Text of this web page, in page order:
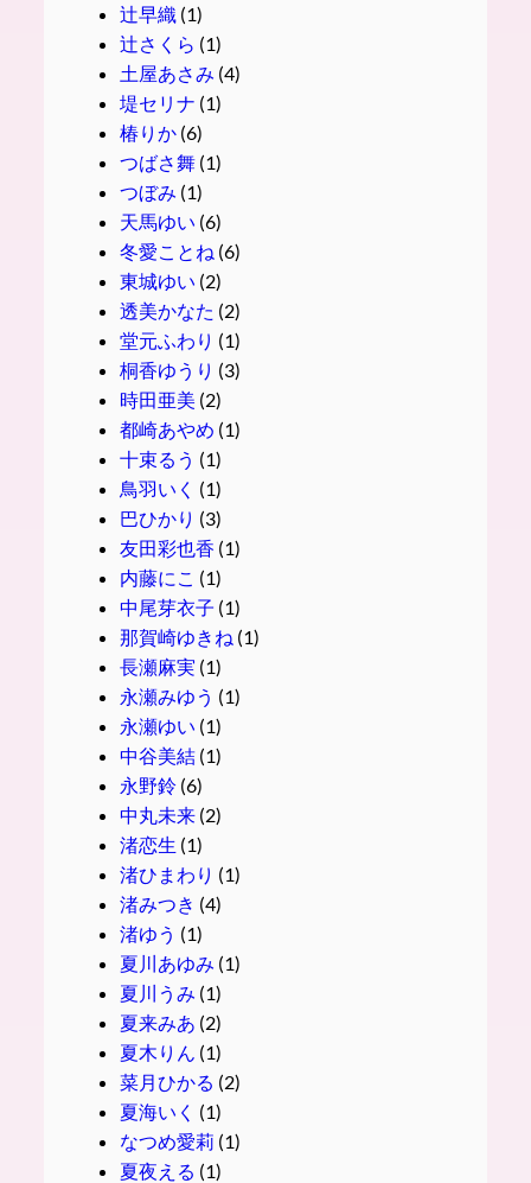
辻早織 (1)
辻さくら (1)
土屋あさみ (4)
堤セリナ (1)
椿りか(6)
つばさ舞(1)
つぼみ (1)
天馬ゆい (6)
冬愛ことね (6)
東城ゆい (2)
透美かなた (2)
堂元ふわり (1)
桐香ゆうり (3)
時田亜美 (2)
都崎あやめ (1)
十束るう (1)
鳥羽いく (1)
巴ひかり (3)
友田彩也香 (1)
内藤にこ (1)
中尾芽衣子 (1)
那賀崎ゆきね (1)
長瀬麻実 (1)
永瀬みゆう (1)
永瀬ゆい (1)
中谷美結(1)
永野鈴(6)
中丸未来(2)
渚恋生 (1)
渚ひまわり (1)
渚みつき (4)
渚ゆう (1)
夏川あゆみ (1)
夏川うみ (1)
夏来みあ (2)
夏木りん (1)
菜月ひかる (2)
夏海いく (1)
なつめ愛莉 (1)
夏夜える (1)